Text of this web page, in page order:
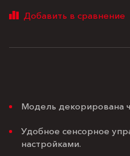
Модель декорирована
Удобное сенсорное
настройками.